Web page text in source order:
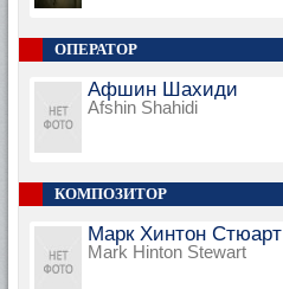
ОПЕРАТОР
Афшин Шахиди
Afshin Shahidi
КОМПОЗИТОР
Марк Хинтон Стюарт
Mark Hinton Stewart